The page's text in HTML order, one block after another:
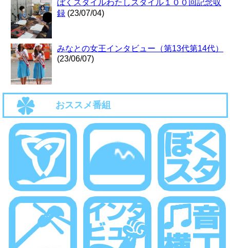
ぼくスタイルわたしスタイル１００回記念収
録 (23/07/04)
みなとの女王インタビュー（第13代第14代）
(23/06/07)
おススメ番組